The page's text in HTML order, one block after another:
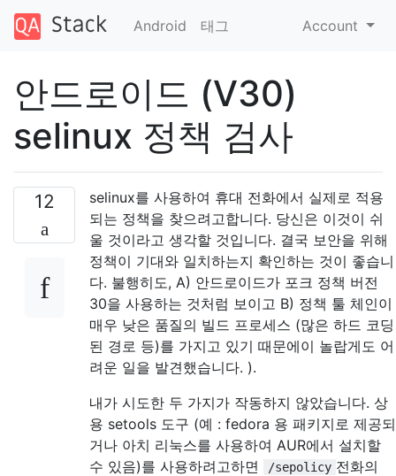
Android 태그 Account
안드로이드 (V30)
selinux 정책 검사
12
selinux를 사용하여 휴대 전화에서 실제로 적용
되는 정책을 찾으려고합니다. 당신은 이것이 쉬
울 것이라고 생각할 것입니다. 결국 보안을 위해
정책이 기대와 일치하는지 확인하는 것이 좋습니
다. 불행히도, A) 안드로이드가 포크 정책 버전
30을 사용하는 것처럼 보이고 B) 정책 툴 체인이
매우 낮은 품질의 빌드 프로세스 (많은 하드 코딩
된 경로 등)를 가지고 있기 때문에이 놀랍게도 어
려운 일을 발견했습니다. ).
내가 시도한 두 가지가 작동하지 않았습니다. 상
용 setools 도구 (예 : fedora 용 패키지로 제공되
거나 아치 리눅스를 사용하여 AUR에서 설치할
수 있음)를 사용하려고하면
/sepolicy 전화의